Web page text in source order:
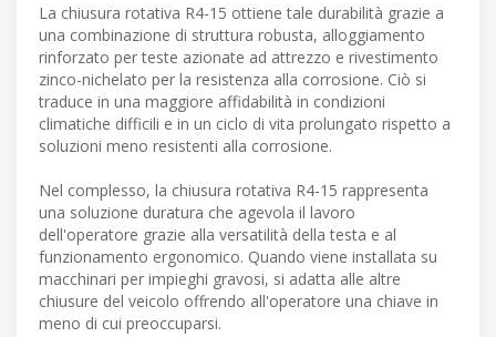
La chiusura rotativa R4-15 ottiene tale durabilità grazie a
una combinazione di struttura robusta, alloggiamento
rinforzato per teste azionate ad attrezzo e rivestimento
zinco-nichelato per la resistenza alla corrosione. Ciò si
traduce in una maggiore affidabilità in condizioni
climatiche difficili e in un ciclo di vita prolungato rispetto a
soluzioni meno resistenti alla corrosione.
Nel complesso, la chiusura rotativa R4-15 rappresenta
una soluzione duratura che agevola il lavoro
dell'operatore grazie alla versatilità della testa e al
funzionamento ergonomico. Quando viene installata su
macchinari per impieghi gravosi, si adatta alle altre
chiusure del veicolo offrendo all'operatore una chiave in
meno di cui preoccuparsi.